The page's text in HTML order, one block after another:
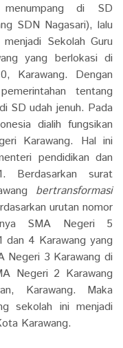
di SD
SDN Nagasari), lalu
Sekolah Guru
yang berlokasi di
Karawang. Dengan
tentang
SD udah jenuh. Pada
dialih fungsikan
Karawang. Hal ini
pendidikan dan
Berdasarkan surat
bertransformasi
urutan nomor
SMA Negeri 5
dan 4 Karawang yang
Negeri 3 Karawang di
Negeri 2 Karawang
Karawang. Maka
sekolah ini menjadi
Karawang.